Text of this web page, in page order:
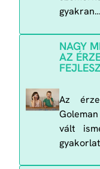
gyakran…
NAGY
AZ
Az
vált